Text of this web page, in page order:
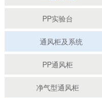
PP实验台
通风柜及系统
PP通风柜
净气型通风柜